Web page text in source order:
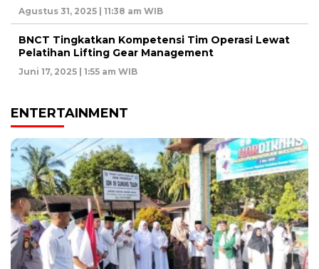
Agustus 31, 2025 | 11:38 am WIB
BNCT Tingkatkan Kompetensi Tim Operasi Lewat
Pelatihan Lifting Gear Management
Juni 17, 2025 | 1:55 am WIB
ENTERTAINMENT